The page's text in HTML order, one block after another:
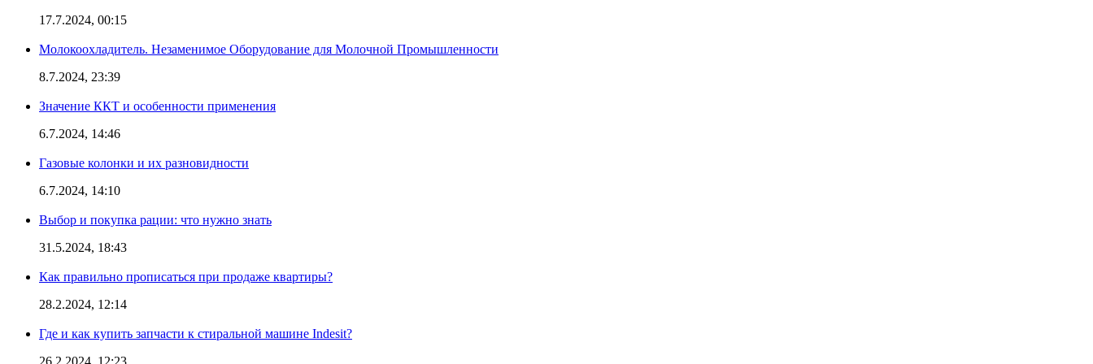
17.7.2024, 00:15
Молокоохладитель. Незаменимое Оборудование для Молочной Промышленности
8.7.2024, 23:39
Значение ККТ и особенности применения
6.7.2024, 14:46
Газовые колонки и их разновидности
6.7.2024, 14:10
Выбор и покупка рации: что нужно знать
31.5.2024, 18:43
Как правильно прописаться при продаже квартиры?
28.2.2024, 12:14
Где и как купить запчасти к стиральной машине Indesit?
26.2.2024, 12:23